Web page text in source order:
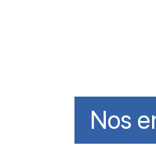
Nos